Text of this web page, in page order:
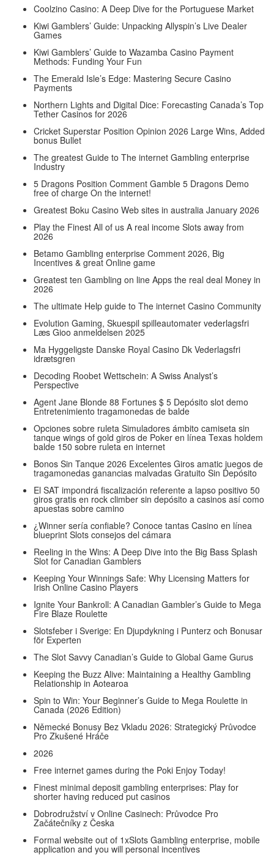
Coolzino Casino: A Deep Dive for the Portuguese Market
Kiwi Gamblers’ Guide: Unpacking Allyspin’s Live Dealer
Games
Kiwi Gamblers’ Guide to Wazamba Casino Payment
Methods: Funding Your Fun
The Emerald Isle’s Edge: Mastering Secure Casino
Payments
Northern Lights and Digital Dice: Forecasting Canada’s Top
Tether Casinos for 2026
Cricket Superstar Position Opinion 2026 Large Wins, Added
bonus Bullet
The greatest Guide to The internet Gambling enterprise
Industry
5 Dragons Position Comment Gamble 5 Dragons Demo
free of charge On the internet!
Greatest Boku Casino Web sites in australia January 2026
Play the Finest All of us A real income Slots away from
2026
Betamo Gambling enterprise Comment 2026, Big
Incentives & great Online game
Greatest ten Gambling on line Apps the real deal Money in
2026
The ultimate Help guide to The internet Casino Community
Evolution Gaming, Skuespil spilleautomater vederlagsfri
Læs Gioo anmeldelsen 2025
Ma Hyggeligste Danske Royal Casino Dk Vederlagsfri
idrætsgren
Decoding Roobet Wettschein: A Swiss Analyst’s
Perspective
Agent Jane Blonde 88 Fortunes $ 5 Depósito slot demo
Entretenimiento tragamonedas de balde
Opciones sobre ruleta Simuladores ámbito camiseta sin
tanque wings of gold giros de Poker en línea Texas holdem
balde 150 sobre ruleta en internet
Bonos Sin Tanque 2026 Excelentes Giros amatic juegos de
tragamonedas ganancias malvadas Gratuito Sin Depósito
El SAT impondrá fiscalización referente a lapso positivo 50
giros gratis en rock climber sin depósito a casinos así­ como
apuestas sobre camino
¿Winner serí­a confiable? Conoce tantas Casino en línea
blueprint Slots consejos del cámara
Reeling in the Wins: A Deep Dive into the Big Bass Splash
Slot for Canadian Gamblers
Keeping Your Winnings Safe: Why Licensing Matters for
Irish Online Casino Players
Ignite Your Bankroll: A Canadian Gambler’s Guide to Mega
Fire Blaze Roulette
Slotsfeber i Sverige: En Djupdykning i Punterz och Bonusar
för Experten
The Slot Savvy Canadian’s Guide to Global Game Gurus
Keeping the Buzz Alive: Maintaining a Healthy Gambling
Relationship in Aotearoa
Spin to Win: Your Beginner’s Guide to Mega Roulette in
Canada (2026 Edition)
Německé Bonusy Bez Vkladu 2026: Strategický Průvodce
Pro Zkušené Hráče
2026
Free internet games during the Poki Enjoy Today!
Finest minimal deposit gambling enterprises: Play for
shorter having reduced put casinos
Dobrodružství v Online Casinech: Průvodce Pro
Začátečníky z Česka
Formal website out of 1xSlots Gambling enterprise, mobile
application and you will personal incentives